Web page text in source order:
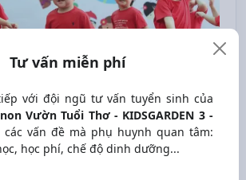
trường mầm non, mẫu
nhà trẻ Hà Nội
- 17573 thành viên
Tư vấn miễn phí
với đội ngũ tư vấn tuyển sinh của
Vườn Tuổi Thơ - KIDSGARDEN 3 -
các vấn đề mà phụ huynh quan tâm:
học phí, chế độ dinh dưỡng...